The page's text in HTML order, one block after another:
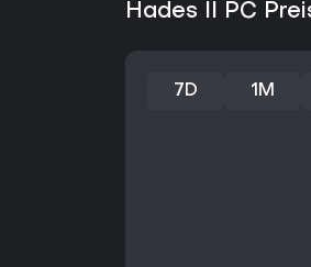
Hades II PC
7D 1M